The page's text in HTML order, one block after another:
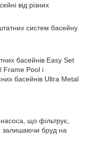
від різних
систем басейну
басейнів Easy Set
Frame Pool і
басейнів Ultra Metal
що фільтрує,
залишаючи бруд на